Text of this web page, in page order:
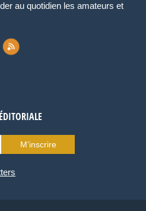
au quotidien les amateurs et
M’inscrire